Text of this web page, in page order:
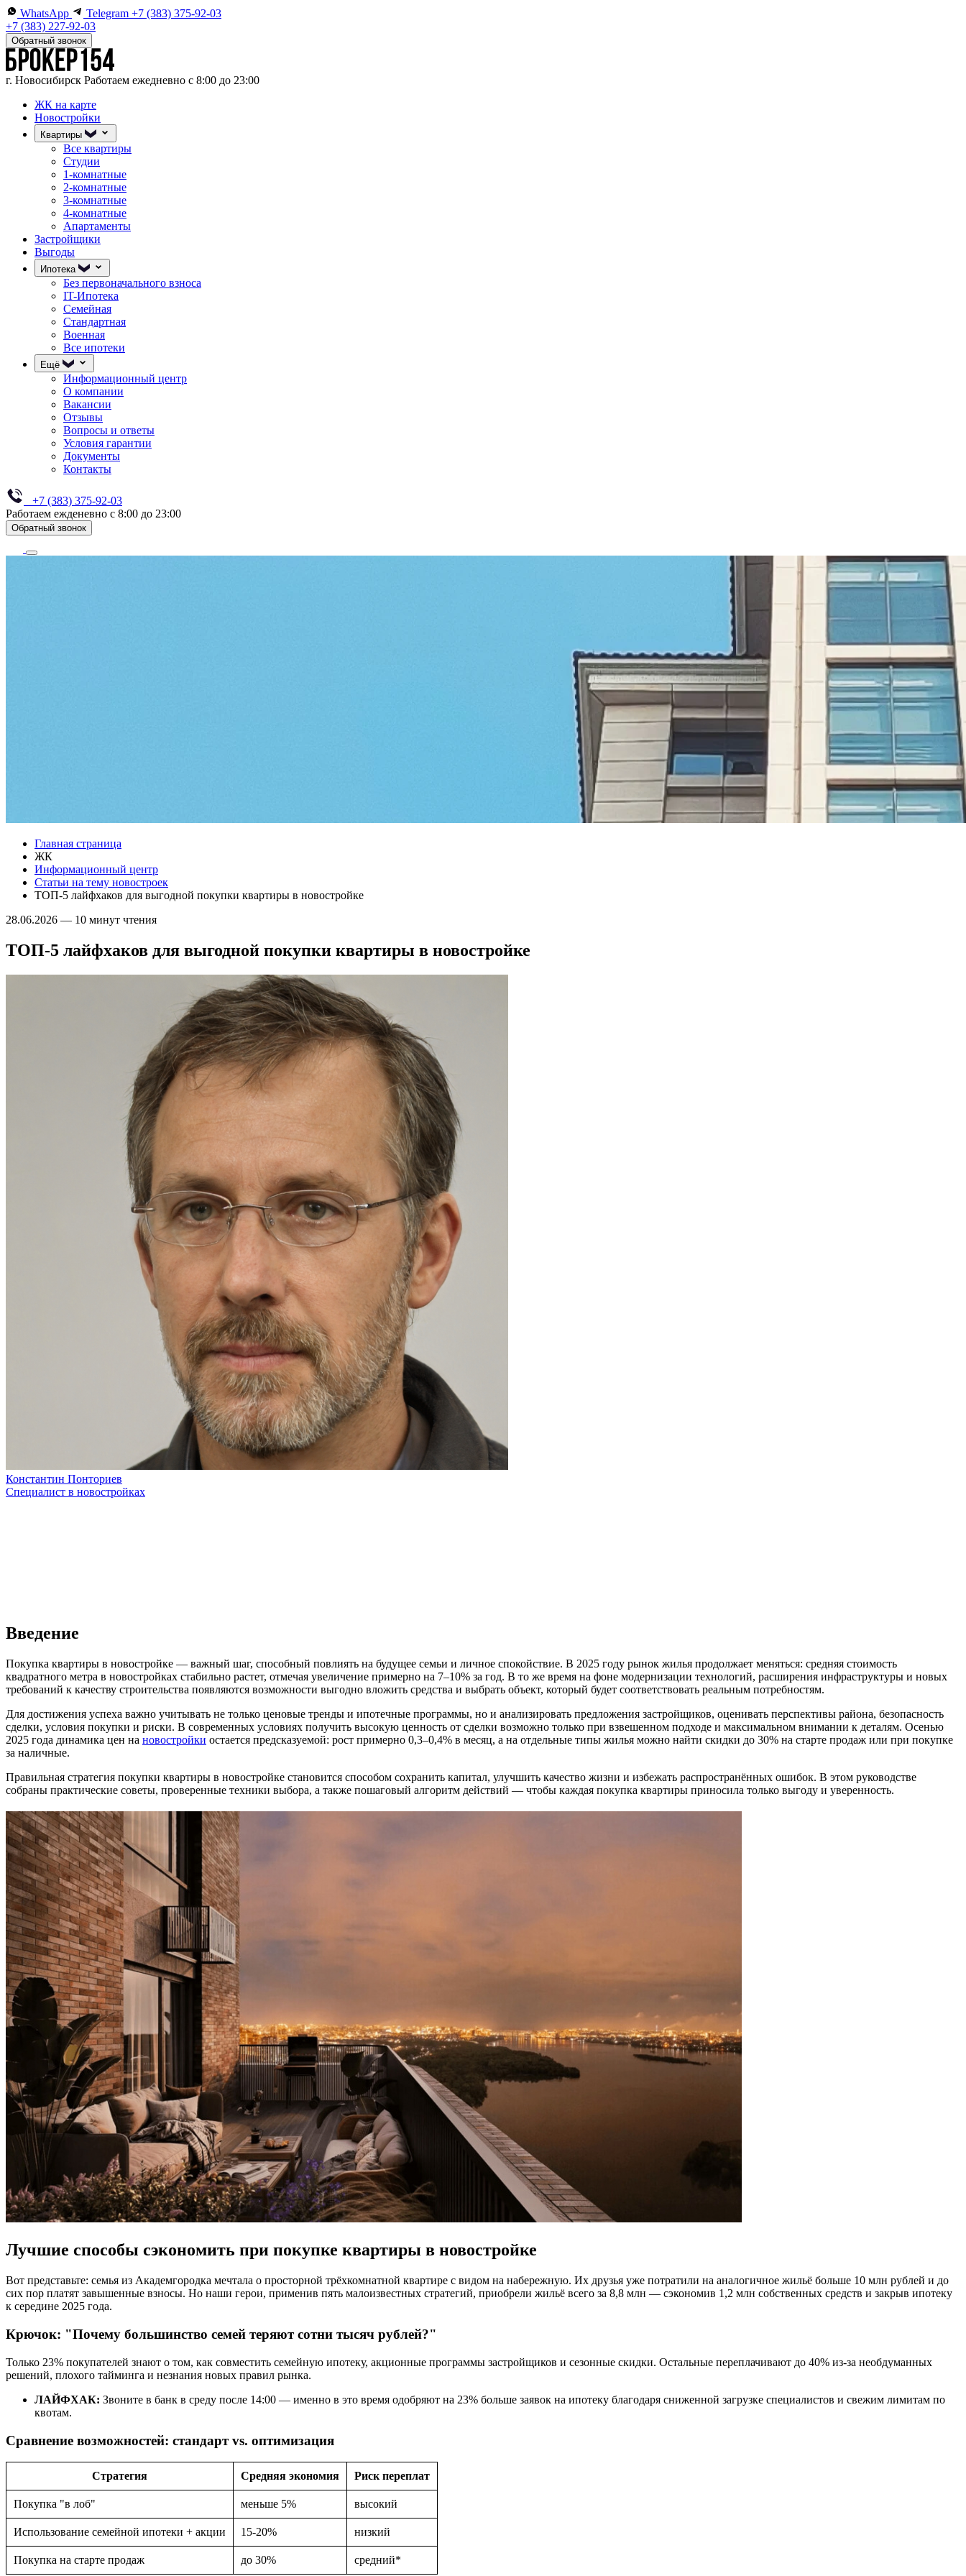
WhatsApp Telegram +7 (383) 375-92-03
+7 (383) 227-92-03
Обратный звонок
г. Новосибирск Работаем ежедневно с 8:00 до 23:00
ЖК на карте
Новостройки
Квартиры
Все квартиры
Студии
1-комнатные
2-комнатные
3-комнатные
4-комнатные
Апартаменты
Застройщики
Выгоды
Ипотека
Без первоначального взноса
IT-Ипотека
Семейная
Стандартная
Военная
Все ипотеки
Ещё
Информационный центр
О компании
Вакансии
Отзывы
Вопросы и ответы
Условия гарантии
Документы
Контакты
+7 (383) 375-92-03
Работаем ежденевно с 8:00 до 23:00
Обратный звонок
Главная страница
ЖК
Информационный центр
Статьи на тему новостроек
ТОП-5 лайфхаков для выгодной покупки квартиры в новостройке
28.06.2026 — 10 минут чтения
ТОП-5 лайфхаков для выгодной покупки квартиры в новостройке
Константин Понториев
Специалист в новостройках
Введение
Покупка квартиры в новостройке — важный шаг, способный повлиять на будущее семьи и личное спокойствие. В 2025 году рынок жилья продолжает меняться: средняя стоимость
квадратного метра в новостройках стабильно растет, отмечая увеличение примерно на 7–10% за год. В то же время на фоне модернизации технологий, расширения инфраструктуры и новых
требований к качеству строительства появляются возможности выгодно вложить средства и выбрать объект, который будет соответствовать реальным потребностям.
Для достижения успеха важно учитывать не только ценовые тренды и ипотечные программы, но и анализировать предложения застройщиков, оценивать перспективы района, безопасность
сделки, условия покупки и риски. В современных условиях получить высокую ценность от сделки возможно только при взвешенном подходе и максимальном внимании к деталям. Осенью
2025 года динамика цен на новостройки остается предсказуемой: рост примерно 0,3–0,4% в месяц, а на отдельные типы жилья можно найти скидки до 30% на старте продаж или при покупке
за наличные.
Правильная стратегия покупки квартиры в новостройке становится способом сохранить капитал, улучшить качество жизни и избежать распространённых ошибок. В этом руководстве
собраны практические советы, проверенные техники выбора, а также пошаговый алгоритм действий — чтобы каждая покупка квартиры приносила только выгоду и уверенность.
Лучшие способы сэкономить при покупке квартиры в новостройке
Вот представьте: семья из Академгородка мечтала о просторной трёхкомнатной квартире с видом на набережную. Их друзья уже потратили на аналогичное жильё больше 10 млн рублей и до
сих пор платят завышенные взносы. Но наши герои, применив пять малоизвестных стратегий, приобрели жильё всего за 8,8 млн — сэкономив 1,2 млн собственных средств и закрыв ипотеку
к середине 2025 года.
Крючок: "Почему большинство семей теряют сотни тысяч рублей?"
Только 23% покупателей знают о том, как совместить семейную ипотеку, акционные программы застройщиков и сезонные скидки. Остальные переплачивают до 40% из-за необдуманных
решений, плохого тайминга и незнания новых правил рынка.
ЛАЙФХАК: Звоните в банк в среду после 14:00 — именно в это время одобряют на 23% больше заявок на ипотеку благодаря сниженной загрузке специалистов и свежим лимитам по
квотам.
Сравнение возможностей: стандарт vs. оптимизация
Стратегия Средняя экономия Риск переплат
Покупка "в лоб" меньше 5% высокий
Использование семейной ипотеки + акции 15-20% низкий
Покупка на старте продаж до 30% средний*